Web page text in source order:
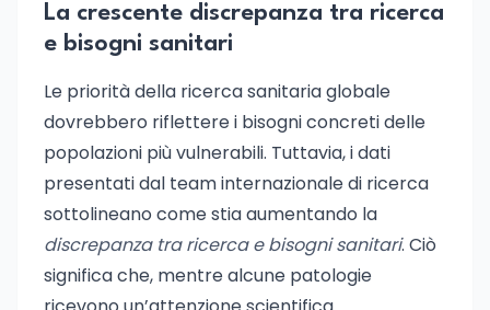
La crescente discrepanza tra ricerca
e bisogni sanitari
Le priorità della ricerca sanitaria globale
dovrebbero riflettere i bisogni concreti delle
popolazioni più vulnerabili. Tuttavia, i dati
presentati dal team internazionale di ricerca
sottolineano come stia aumentando la
discrepanza tra ricerca e bisogni sanitari. Ciò
significa che, mentre alcune patologie